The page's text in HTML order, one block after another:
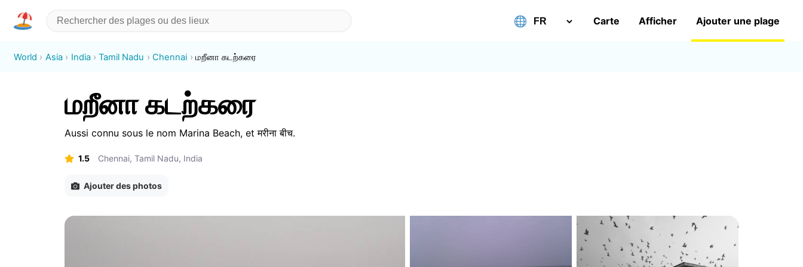
Carte Afficher Ajouter une plage
World Asia India Tamil Nadu Chennai மறீனா கடற்கரை
மறீனா கடற்கரை
Aussi connu sous le nom Marina Beach, et मरीना बीच.
1.5 Chennai, Tamil Nadu, India
Ajouter des photos